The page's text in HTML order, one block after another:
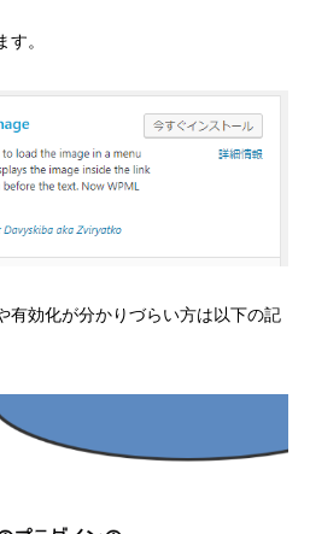
。
有効化が分かりづらい方は以下の記